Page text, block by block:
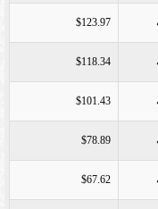
$123.97
$118.34
$101.43
$78.89
$67.62